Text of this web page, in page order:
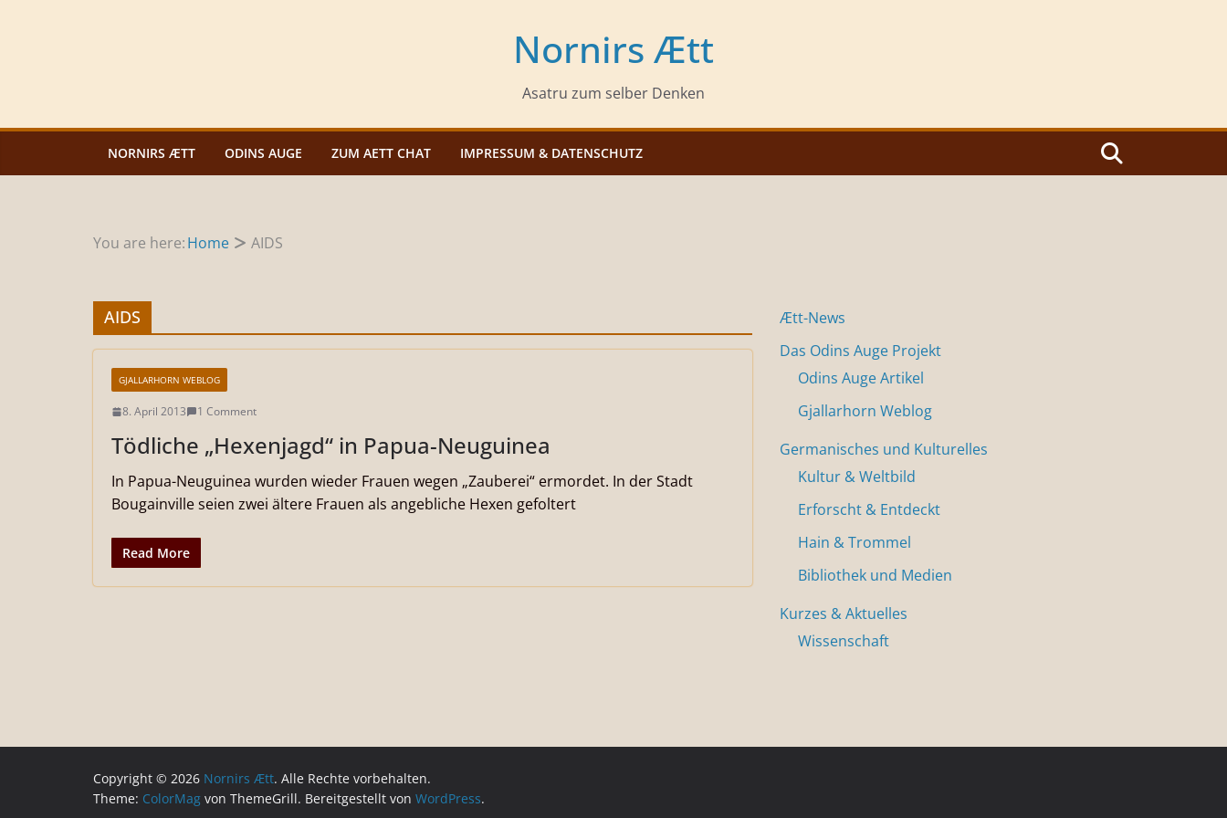
Nornirs Ætt
Asatru zum selber Denken
NORNIRS ÆTT ODINS AUGE ZUM AETT CHAT IMPRESSUM & DATENSCHUTZ
You are here:Home AIDS
AIDS
GJALLARHORN WEBLOG
8. April 2013 1 Comment
Tödliche „Hexenjagd“ in Papua-Neuguinea
In Papua-Neuguinea wurden wieder Frauen wegen „Zauberei“ ermordet. In der Stadt
Bougainville seien zwei ältere Frauen als angebliche Hexen gefoltert
Read More
Ætt-News
Das Odins Auge Projekt
Odins Auge Artikel
Gjallarhorn Weblog
Germanisches und Kulturelles
Kultur & Weltbild
Erforscht & Entdeckt
Hain & Trommel
Bibliothek und Medien
Kurzes & Aktuelles
Wissenschaft
Copyright © 2026 Nornirs Ætt. Alle Rechte vorbehalten.
Theme: ColorMag von ThemeGrill. Bereitgestellt von WordPress.